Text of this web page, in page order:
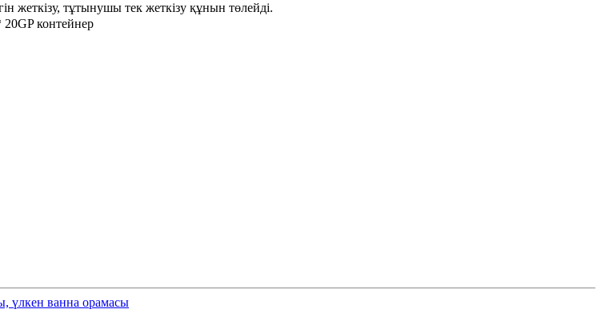
жеткізу, тұтынушы тек жеткізу құнын төлейді.
20GP контейнер
үлкен ванна орамасы